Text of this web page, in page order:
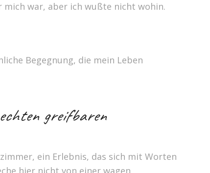
war, aber ich wußte nicht wohin.
Begegnung, die mein Leben
greifbaren
ein Erlebnis, das sich mit Worten
hier nicht von einer wagen